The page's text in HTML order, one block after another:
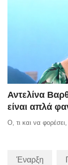
Αντελίνα
είναι απλά
Ο, τι και να
Έναρξη